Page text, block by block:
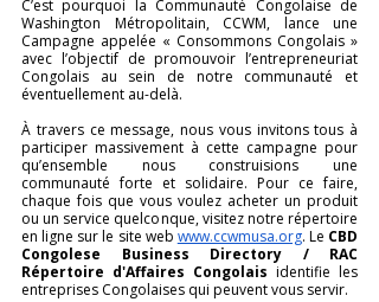
C’est pourquoi la Communauté Congolaise de
Washington Métropolitain, CCWM, lance une
Campagne appelée « Consommons Congolais »
avec l’objectif de promouvoir l’entrepreneuriat
Congolais au sein de notre communauté et
éventuellement au-delà.
À travers ce message, nous vous invitons tous à
participer massivement à cette campagne pour
qu’ensemble nous construisions une
communauté forte et solidaire. Pour ce faire,
chaque fois que vous voulez acheter un produit
ou un service quelconque, visitez notre répertoire
en ligne sur le site web www.ccwmusa.org. Le CBD
Congolese Business Directory / RAC
Répertoire d'Affaires Congolais identifie les
entreprises Congolaises qui peuvent vous servir.